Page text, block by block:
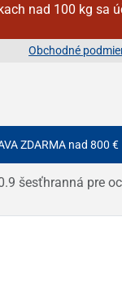
nad 100 kg sa
Obchodné
ZDARMA nad 800 €
pre oceľové